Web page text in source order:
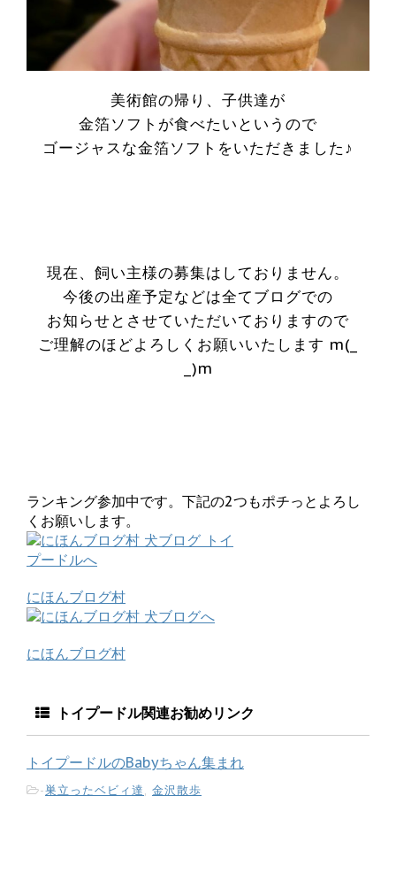
美術館の帰り、子供達が
金箔ソフトが食べたいというので
ゴージャスな金箔ソフトをいただきました♪
現在、飼い主様の募集はしておりません。
今後の出産予定などは全てブログでの
お知らせとさせていただいておりますので
ご理解のほどよろしくお願いいたします m(_
_)m
ランキング参加中です。下記の2つもポチっとよろし
くお願いします。
にほんブログ村
にほんブログ村
トイプードル関連お勧めリンク
トイプードルのBabyちゃん集まれ
-巣立ったベビィ達, 金沢散歩